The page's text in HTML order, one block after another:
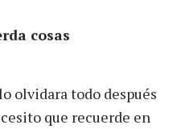
cosas
olvidara todo después
que recuerde en